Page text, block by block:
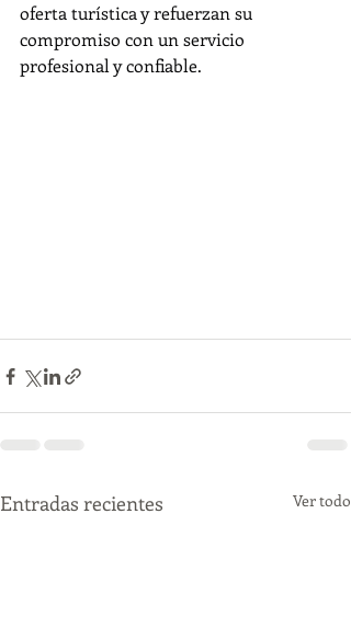
oferta turística y refuerzan su
compromiso con un servicio
profesional y confiable.
Entradas recientes Ver todo